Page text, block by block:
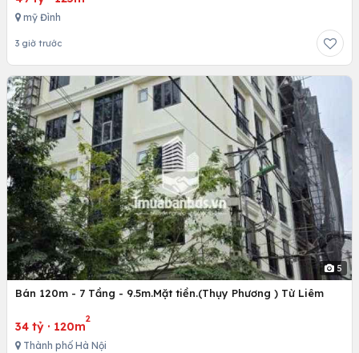
mỹ Đình
3 giờ trước
5
Bán 120m - 7 Tầng - 9.5m.Mặt tiền.(Thụy Phương ) Từ Liêm
34 tỷ · 120m
2
Thành phố Hà Nội